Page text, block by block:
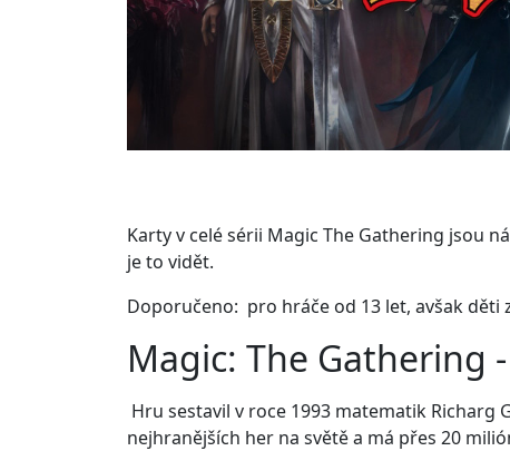
Karty v celé sérii Magic The Gathering jsou
je to vidět.
Doporučeno: pro hráče od 13 let, avšak děti
Magic: The Gathering
Hru sestavil v roce 1993 matematik
nejhranějších her na světě a má přes 20